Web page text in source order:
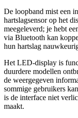
De loopband mist een
hartslagsensor op het
meegeleverd; je hebt
via Bluetooth kan
hun hartslag
Het LED-display is
duurdere modellen
de weergegeven
sommige gebruikers
is de interface niet
maakt.